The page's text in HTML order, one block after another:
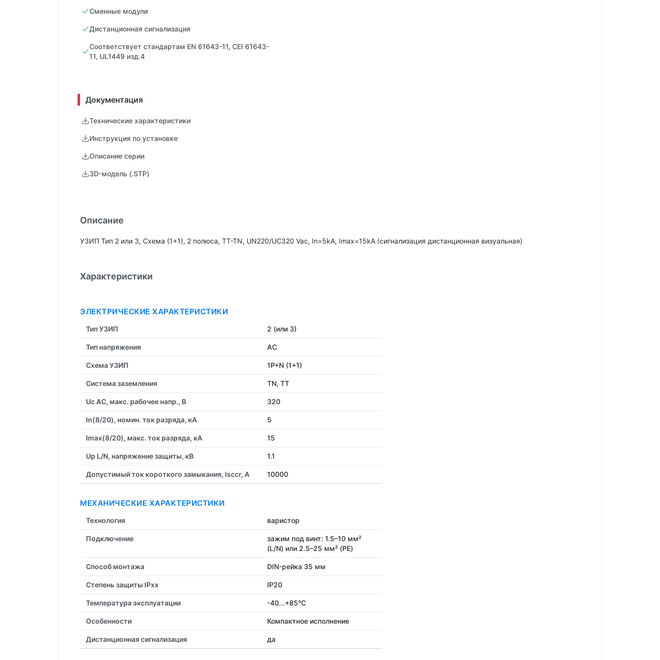
Сменные модули
Дистанционная сигнализация
Соответствует стандартам EN 61643-11, CEI 61643-
11, UL1449 изд.4
Документация
Технические характеристики
Инструкция по установке
Описание серии
3D-модель (.STP)
Описание
УЗИП Тип 2 или 3, Схема (1+1), 2 полюса, TT-TN, UN220/UC320 Vac, In=5kA, Imax=15kA (сигнализация дистанционная визуальная)
Характеристики
ЭЛЕКТРИЧЕСКИЕ ХАРАКТЕРИСТИКИ
Тип УЗИП 2 (или 3)
Тип напряжения AC
Схема УЗИП 1P+N (1+1)
Система заземления TN, TT
Uc AC, макс. рабочее напр., В 320
In(8/20), номин. ток разряда, кА 5
Imax(8/20), макс. ток разряда, кА 15
Up L/N, напряжение защиты, кВ 1.1
Допустимый ток короткого замыкания, Isccr, А 10000
МЕХАНИЧЕСКИЕ ХАРАКТЕРИСТИКИ
Технология варистор
Подключение
зажим под винт: 1.5–10 мм²
(L/N) или 2.5–25 мм² (PE)
Способ монтажа DIN-рейка 35 мм
Степень защиты IPxx IP20
Температура эксплуатации -40...+85°C
Особенности Компактное исполнение
Дистанционная cигнализация да